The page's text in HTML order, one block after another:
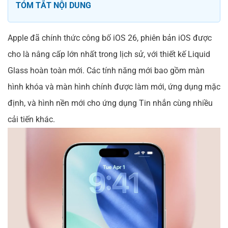
TÓM TẮT NỘI DUNG
Apple đã chính thức công bố iOS 26, phiên bản iOS được
cho là nâng cấp lớn nhất trong lịch sử, với thiết kế Liquid
Glass hoàn toàn mới. Các tính năng mới bao gồm màn
hình khóa và màn hình chính được làm mới, ứng dụng mặc
định, và hình nền mới cho ứng dụng Tin nhắn cùng nhiều
cải tiến khác.